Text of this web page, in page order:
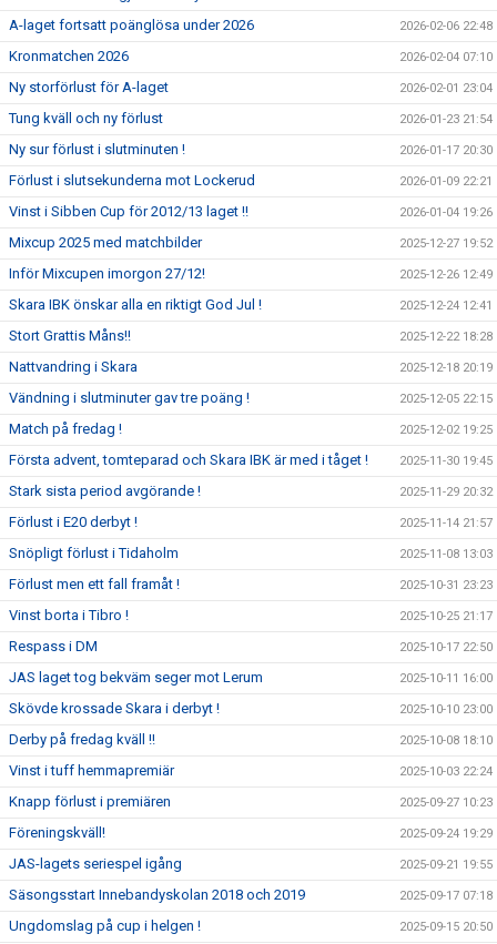
A-laget fortsatt poänglösa under 2026 2026-02-06 22:48
Kronmatchen 2026 2026-02-04 07:10
Ny storförlust för A-laget 2026-02-01 23:04
Tung kväll och ny förlust 2026-01-23 21:54
Ny sur förlust i slutminuten ! 2026-01-17 20:30
Förlust i slutsekunderna mot Lockerud 2026-01-09 22:21
Vinst i Sibben Cup för 2012/13 laget !! 2026-01-04 19:26
Mixcup 2025 med matchbilder 2025-12-27 19:52
Inför Mixcupen imorgon 27/12! 2025-12-26 12:49
Skara IBK önskar alla en riktigt God Jul ! 2025-12-24 12:41
Stort Grattis Måns!! 2025-12-22 18:28
Nattvandring i Skara 2025-12-18 20:19
Vändning i slutminuter gav tre poäng ! 2025-12-05 22:15
Match på fredag ! 2025-12-02 19:25
Första advent, tomteparad och Skara IBK är med i tåget ! 2025-11-30 19:45
Stark sista period avgörande ! 2025-11-29 20:32
Förlust i E20 derbyt ! 2025-11-14 21:57
Snöpligt förlust i Tidaholm 2025-11-08 13:03
Förlust men ett fall framåt ! 2025-10-31 23:23
Vinst borta i Tibro ! 2025-10-25 21:17
Respass i DM 2025-10-17 22:50
JAS laget tog bekväm seger mot Lerum 2025-10-11 16:00
Skövde krossade Skara i derbyt ! 2025-10-10 23:00
Derby på fredag kväll !! 2025-10-08 18:10
Vinst i tuff hemmapremiär 2025-10-03 22:24
Knapp förlust i premiären 2025-09-27 10:23
Föreningskväll! 2025-09-24 19:29
JAS-lagets seriespel igång 2025-09-21 19:55
Säsongsstart Innebandyskolan 2018 och 2019 2025-09-17 07:18
Ungdomslag på cup i helgen ! 2025-09-15 20:50